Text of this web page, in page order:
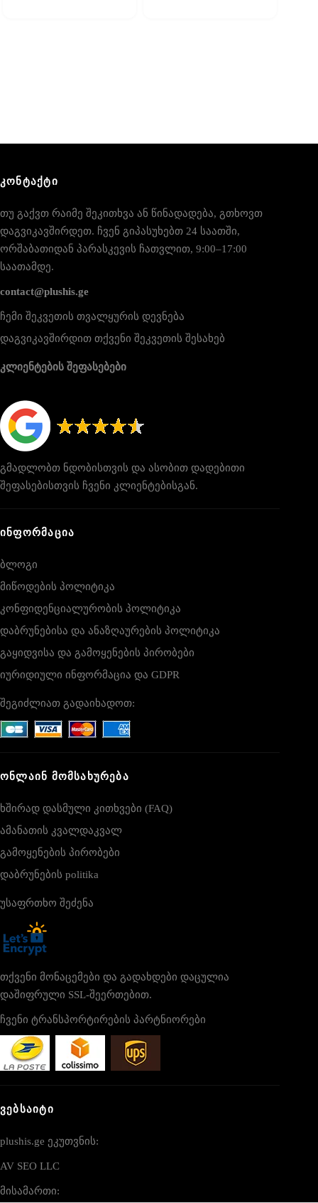
ᲙᲝᲜᲢᲐᲥᲢᲘ
თუ გაქვთ რაიმე შეკითხვა ან წინადადება, გთხოვთ
დაგვიკავშირდეთ. ჩვენ გიპასუხებთ 24 საათში,
ორშაბათიდან პარასკევის ჩათვლით, 9:00–17:00
საათამდე.
contact@plushis.ge
ჩემი შეკვეთის თვალყურის დევნება
დაგვიკავშირდით თქვენი შეკვეთის შესახებ
კლიენტების შეფასებები
გმადლობთ ნდობისთვის და ასობით დადებითი
შეფასებისთვის ჩვენი კლიენტებისგან.
ᲘᲜᲤᲝᲠᲛᲐᲪᲘᲐ
ბლოგი
მიწოდების პოლიტიკა
კონფიდენციალურობის პოლიტიკა
დაბრუნებისა და ანაზღაურების პოლიტიკა
გაყიდვისა და გამოყენების პირობები
იურიდიული ინფორმაცია და GDPR
შეგიძლიათ გადაიხადოთ:
ᲝᲜᲚᲐᲘᲜ ᲛᲝᲛᲡᲐᲮᲣᲠᲔᲑᲐ
ხშირად დასმული კითხვები (FAQ)
ამანათის კვალდაკვალ
გამოყენების პირობები
დაბრუნების politika
უსაფრთხო შეძენა
თქვენი მონაცემები და გადახდები დაცულია
დაშიფრული SSL-შეერთებით.
ჩვენი ტრანსპორტირების პარტნიორები
ᲕᲔᲑᲡᲐᲘᲢᲘ
plushis.ge ეკუთვნის:
AV SEO LLC
მისამართი: